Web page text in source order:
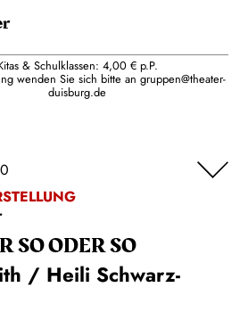
& Schulklassen: 4,00 € p.P.
wenden Sie sich bitte an gruppen@theater-
duisburg.de
SO ODER SO
/ Heili Schwarz-